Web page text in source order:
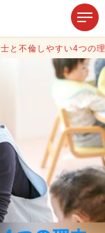
士と不倫しやすい4つの